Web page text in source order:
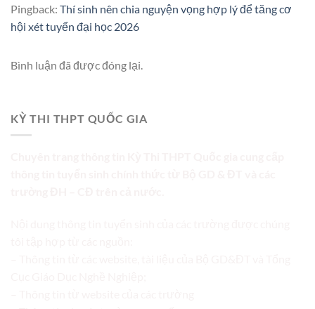
Pingback: Thí sinh nên chia nguyện vọng hợp lý để tăng cơ
hội xét tuyển đại học 2026
Bình luận đã được đóng lại.
KỲ THI THPT QUỐC GIA